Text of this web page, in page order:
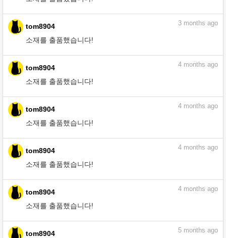
tom8904
소재를 출품했습니다!
3 months ago
tom8904
소재를 출품했습니다!
4 months ago
tom8904
소재를 출품했습니다!
4 months ago
tom8904
소재를 출품했습니다!
4 months ago
tom8904
소재를 출품했습니다!
4 months ago
tom8904
5 months ago